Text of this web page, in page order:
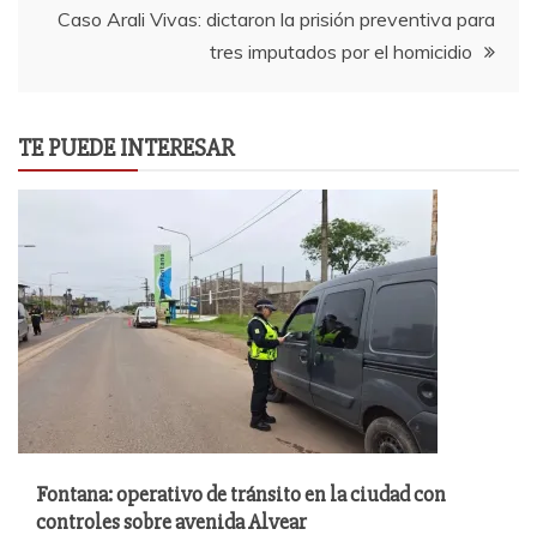
entradas
Caso Arali Vivas: dictaron la prisión preventiva para
tres imputados por el homicidio
TE PUEDE INTERESAR
Fontana: operativo de tránsito en la ciudad con
controles sobre avenida Alvear